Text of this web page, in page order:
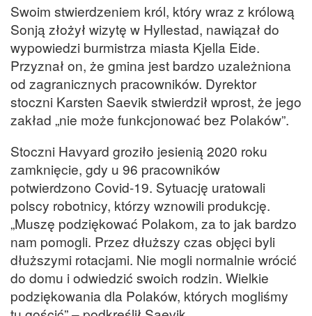
Swoim stwierdzeniem król, który wraz z królową
Sonją złożył wizytę w Hyllestad, nawiązał do
wypowiedzi burmistrza miasta Kjella Eide.
Przyznał on, że gmina jest bardzo uzależniona
od zagranicznych pracowników. Dyrektor
stoczni Karsten Saevik stwierdził wprost, że jego
zakład „nie może funkcjonować bez Polaków”.
Stoczni Havyard groziło jesienią 2020 roku
zamknięcie, gdy u 96 pracowników
potwierdzono Covid-19. Sytuację uratowali
polscy robotnicy, którzy wznowili produkcję.
„Muszę podziękować Polakom, za to jak bardzo
nam pomogli. Przez dłuższy czas objęci byli
dłuższymi rotacjami. Nie mogli normalnie wrócić
do domu i odwiedzić swoich rodzin. Wielkie
podziękowania dla Polaków, których mogliśmy